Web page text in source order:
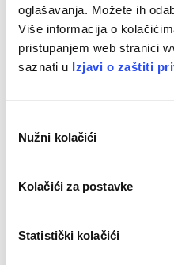
oglašavanja. Možete ih
Više informacija o
pristupanjem web stranici
saznati u Izjavi o zaštiti
Nužni kolačići
Kolačići za postavke
Statistički kolačići
Izvor fotografije: Shutterstock
Datum objave članka:14.
POVEZANI